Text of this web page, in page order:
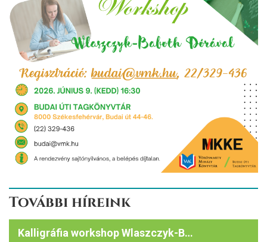
További híreink
Kalligráfia workshop Wlaszczyk-Baboth Dórával